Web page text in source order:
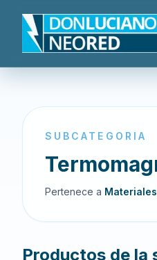
SUBCATEGORIA
Pertenece a
Productos de la